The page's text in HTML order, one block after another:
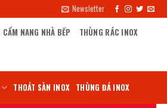
Newsletter
CẨM NANG NHÀ BẾP THÙNG RÁC INOX
THOÁT SÀN INOX THÙNG ĐÁ INOX